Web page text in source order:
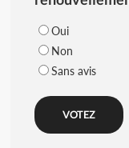
Oui
Non
Sans avis